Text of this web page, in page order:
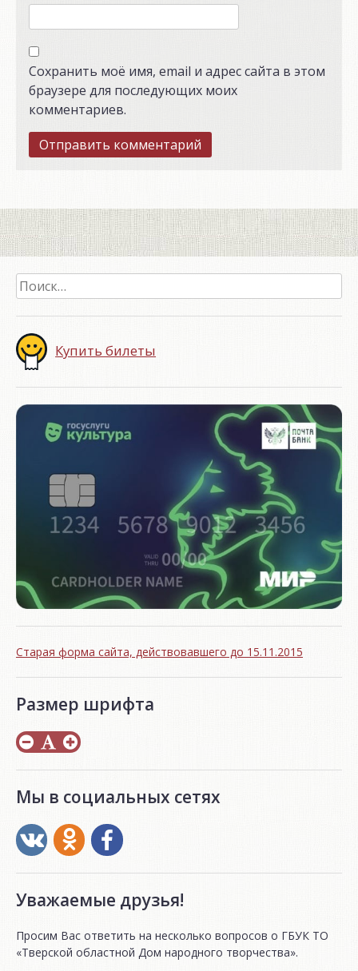
Сохранить моё имя, email и адрес сайта в этом
браузере для последующих моих
комментариев.
Найти:
Купить билеты
Старая форма сайта, действовавшего до 15.11.2015
Размер шрифта
Мы в социальных сетях
Уважаемые друзья!
Просим Вас ответить на несколько вопросов о ГБУК ТО
«Тверской областной Дом народного творчества».